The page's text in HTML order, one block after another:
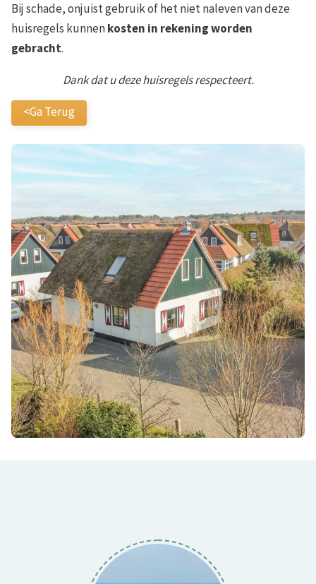
Bij schade, onjuist gebruik of het niet naleven van deze
huisregels kunnenkosten in rekening worden
gebracht.
Dank dat u deze huisregels respecteert.
<Ga Terug